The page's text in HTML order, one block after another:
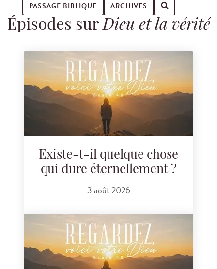
PASSAGE BIBLIQUE
ARCHIVES
Search for podcast episodes
Épisodes surDieu et la vérité
Existe-t-il quelque chose
qui dure éternellement ?
3 août 2026